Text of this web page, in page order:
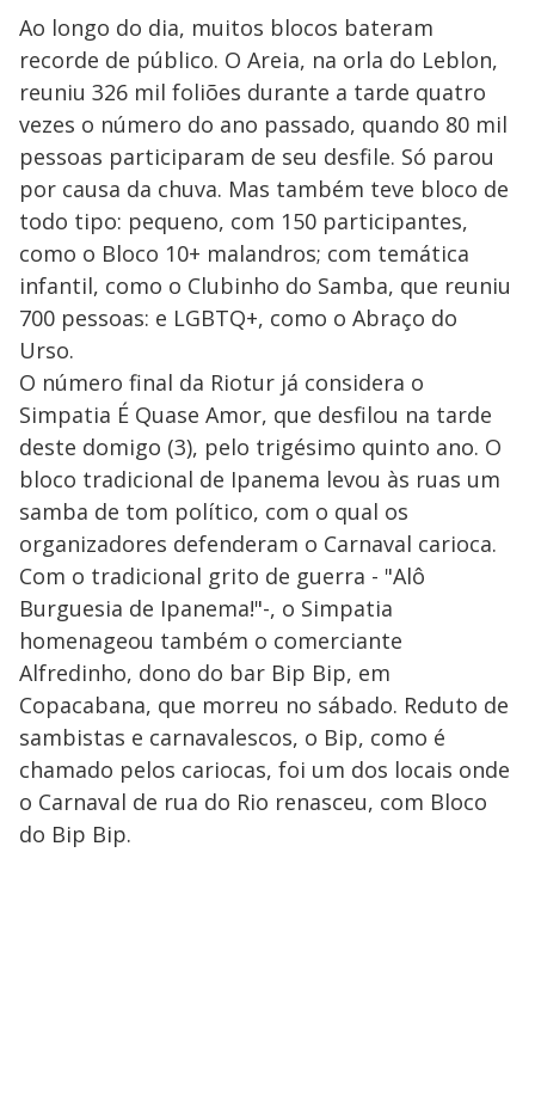
Ao longo do dia, muitos blocos bateram
recorde de público. O Areia, na orla do Leblon,
reuniu 326 mil foliões durante a tarde quatro
vezes o número do ano passado, quando 80 mil
pessoas participaram de seu desfile. Só parou
por causa da chuva. Mas também teve bloco de
todo tipo: pequeno, com 150 participantes,
como o Bloco 10+ malandros; com temática
infantil, como o Clubinho do Samba, que reuniu
700 pessoas: e LGBTQ+, como o Abraço do
Urso.
O número final da Riotur já considera o
Simpatia É Quase Amor, que desfilou na tarde
deste domigo (3), pelo trigésimo quinto ano. O
bloco tradicional de Ipanema levou às ruas um
samba de tom político, com o qual os
organizadores defenderam o Carnaval carioca.
Com o tradicional grito de guerra - "Alô
Burguesia de Ipanema!"-, o Simpatia
homenageou também o comerciante
Alfredinho, dono do bar Bip Bip, em
Copacabana, que morreu no sábado. Reduto de
sambistas e carnavalescos, o Bip, como é
chamado pelos cariocas, foi um dos locais onde
o Carnaval de rua do Rio renasceu, com Bloco
do Bip Bip.